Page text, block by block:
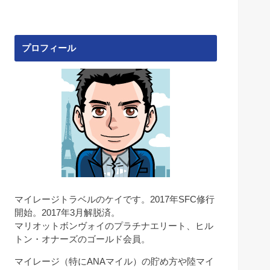
プロフィール
マイレージトラベルのケイです。2017年SFC修行
開始。2017年3月解脱済。
マリオットボンヴォイのプラチナエリート、ヒル
トン・オナーズのゴールド会員。
マイレージ（特にANAマイル）の貯め方や陸マイ